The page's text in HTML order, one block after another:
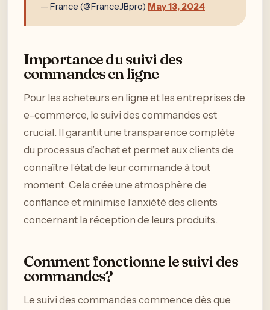
— France (@FranceJBpro) May 13, 2024
Importance du suivi des
commandes en ligne
Pour les acheteurs en ligne et les entreprises de
e-commerce, le suivi des commandes est
crucial. Il garantit une transparence complète
du processus d’achat et permet aux clients de
connaître l’état de leur commande à tout
moment. Cela crée une atmosphère de
confiance et minimise l’anxiété des clients
concernant la réception de leurs produits.
Comment fonctionne le suivi des
commandes?
Le suivi des commandes commence dès que